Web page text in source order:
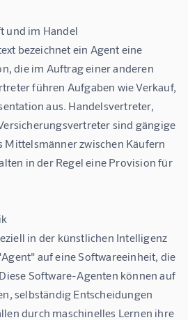
und im Handel
bezeichnet ein Agent eine
die im Auftrag einer anderen
führen Aufgaben wie Verkauf,
aus. Handelsvertreter,
sind gängige
Mittelsmänner zwischen Käufern
in der Regel eine Provision für
in der künstlichen Intelligenz
auf eine Softwareeinheit, die
Software-Agenten können auf
selbständig Entscheidungen
durch maschinelles Lernen ihre